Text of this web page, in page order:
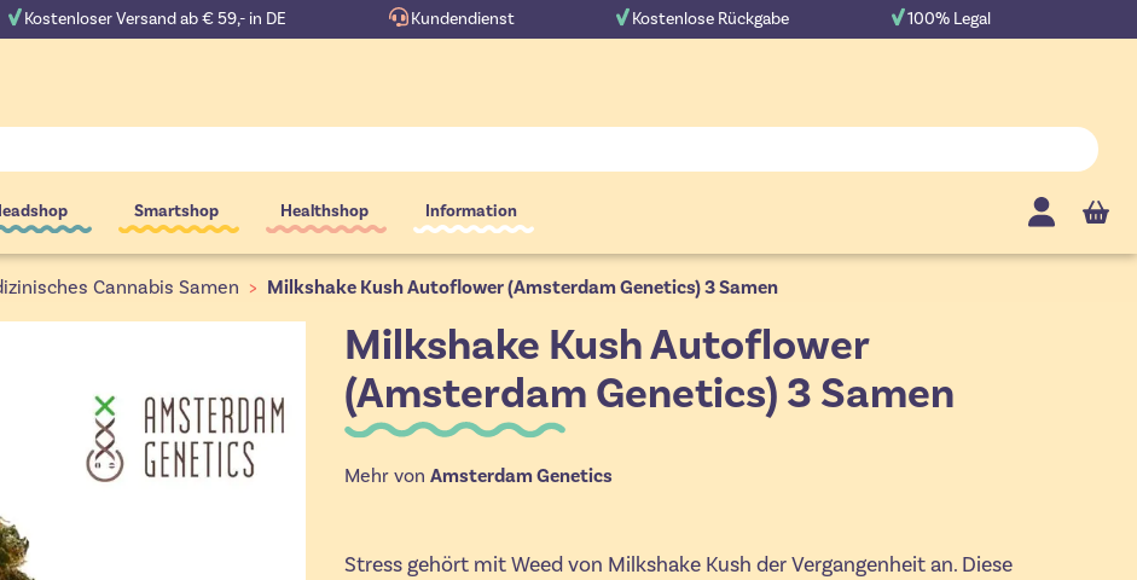
Smartshop Healthshop Information Cart
Kostenloser Versand ab € 59,- in DE Kundendienst Kostenlose Rückgabe 100% Legal
Cannabis Samen > Milkshake Kush Autoflower (Amsterdam Genetics) 3 Samen
Milkshake Kush Autoflower
(Amsterdam Genetics) 3 Samen
Mehr von Amsterdam Genetics
Stress gehört mit Weed von Milkshake Kush der Vergangenheit an. Diese